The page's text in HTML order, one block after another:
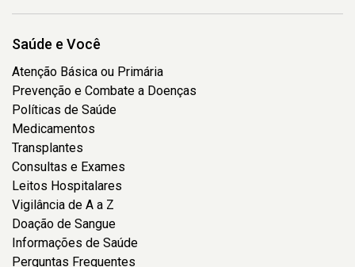
Saúde e Você
Atenção Básica ou Primária
Prevenção e Combate a Doenças
Políticas de Saúde
Medicamentos
Transplantes
Consultas e Exames
Leitos Hospitalares
Vigilância de A a Z
Doação de Sangue
Informações de Saúde
Perguntas Frequentes